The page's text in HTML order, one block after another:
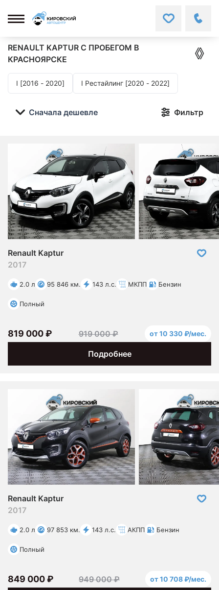
RENAULT KAPTUR С ПРОБЕГОМ В
КРАСНОЯРСКЕ
I [2016 - 2020] I Рестайлинг [2020 - 2022]
Фильтр
Сначала дешевле
Renault Kaptur
2017
2.0 л 95 846 км. 143 л.с. МКПП Бензин
Полный
Подробнее
819 000 ₽ 919 000 ₽ от 10 330 ₽/мес.
Renault Kaptur
2017
2.0 л 97 853 км. 143 л.с. АКПП Бензин
Полный
849 000 ₽ 949 000 ₽ от 10 708 ₽/мес.